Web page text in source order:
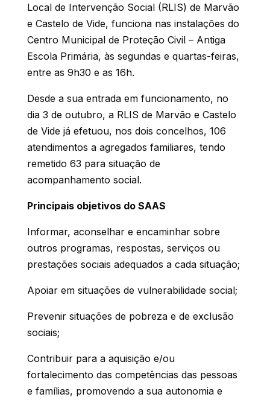
Local de Intervenção Social (RLIS) de Marvão
e Castelo de Vide, funciona nas instalações do
Centro Municipal de Proteção Civil – Antiga
Escola Primária, às segundas e quartas-feiras,
entre as 9h30 e as 16h.
Desde a sua entrada em funcionamento, no
dia 3 de outubro, a RLIS de Marvão e Castelo
de Vide já efetuou, nos dois concelhos, 106
atendimentos a agregados familiares, tendo
remetido 63 para situação de
acompanhamento social.
Principais objetivos do SAAS
Informar, aconselhar e encaminhar sobre
outros programas, respostas, serviços ou
prestações sociais adequados a cada situação;
Apoiar em situações de vulnerabilidade social;
Prevenir situações de pobreza e de exclusão
sociais;
Contribuir para a aquisição e/ou
fortalecimento das competências das pessoas
e famílias, promovendo a sua autonomia e